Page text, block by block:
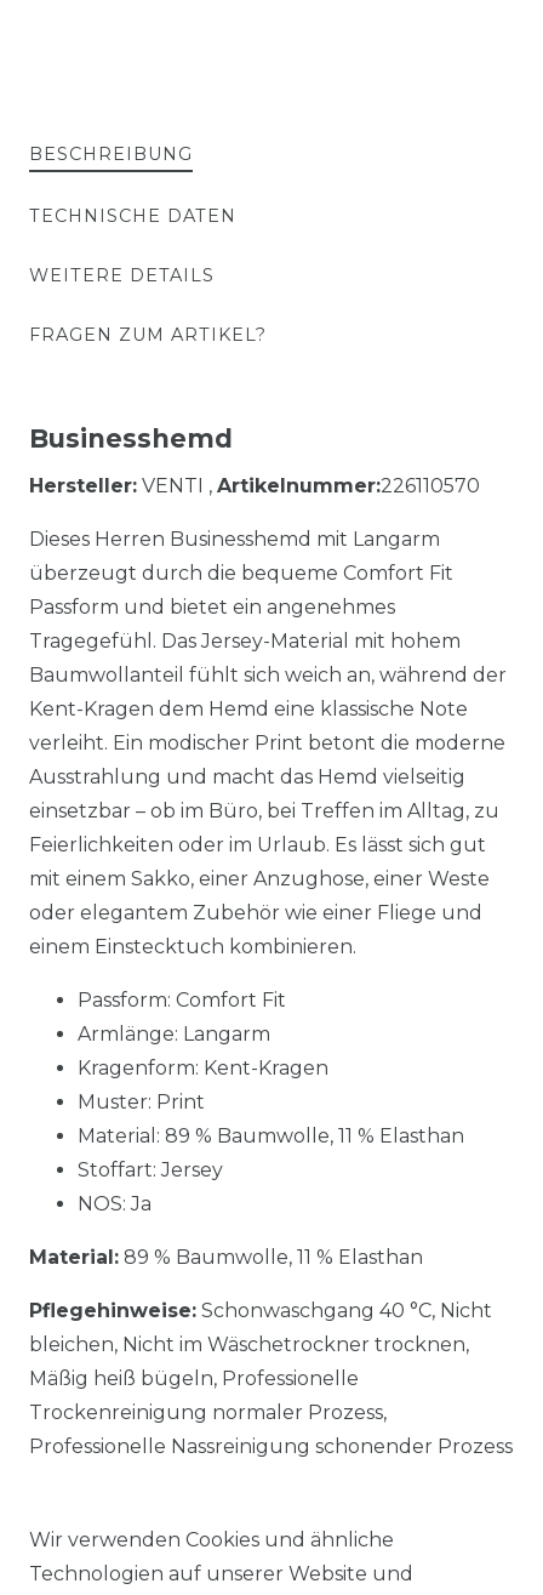
BESCHREIBUNG
TECHNISCHE DATEN
WEITERE DETAILS
FRAGEN ZUM ARTIKEL?
Businesshemd
Hersteller: VENTI , Artikelnummer:226110570
Dieses Herren Businesshemd mit Langarm
überzeugt durch die bequeme Comfort Fit
Passform und bietet ein angenehmes
Tragegefühl. Das Jersey-Material mit hohem
Baumwollanteil fühlt sich weich an, während der
Kent-Kragen dem Hemd eine klassische Note
verleiht. Ein modischer Print betont die moderne
Ausstrahlung und macht das Hemd vielseitig
einsetzbar – ob im Büro, bei Treffen im Alltag, zu
Feierlichkeiten oder im Urlaub. Es lässt sich gut
mit einem Sakko, einer Anzughose, einer Weste
oder elegantem Zubehör wie einer Fliege und
einem Einstecktuch kombinieren.
Passform: Comfort Fit
Armlänge: Langarm
Kragenform: Kent-Kragen
Muster: Print
Material: 89 % Baumwolle, 11 % Elasthan
Stoffart: Jersey
NOS: Ja
Material: 89 % Baumwolle, 11 % Elasthan
Pflegehinweise: Schonwaschgang 40 °C, Nicht
bleichen, Nicht im Wäschetrockner trocknen,
Mäßig heiß bügeln, Professionelle
Trockenreinigung normaler Prozess,
Professionelle Nassreinigung schonender Prozess
Wir verwenden Cookies und ähnliche
Technologien auf unserer Website und